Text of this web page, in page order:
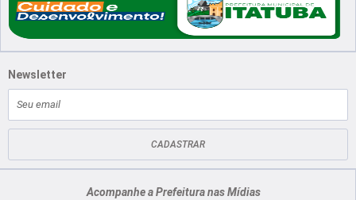
Newsletter
mail
CADASTRAR
Acompanhe a Prefeitura nas Mídias